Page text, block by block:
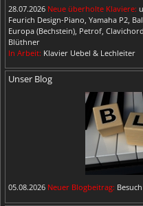
28.07.2026 Neue überholte Klaviere:
Feurich Design-Piano, Yamaha P2,
Europa (Bechstein), Petrof,
Blüthner
In Arbeit: Klavier Uebel & Lechleiter
Unser Blog
05.08.2026 Neuer Blogbeitrag: